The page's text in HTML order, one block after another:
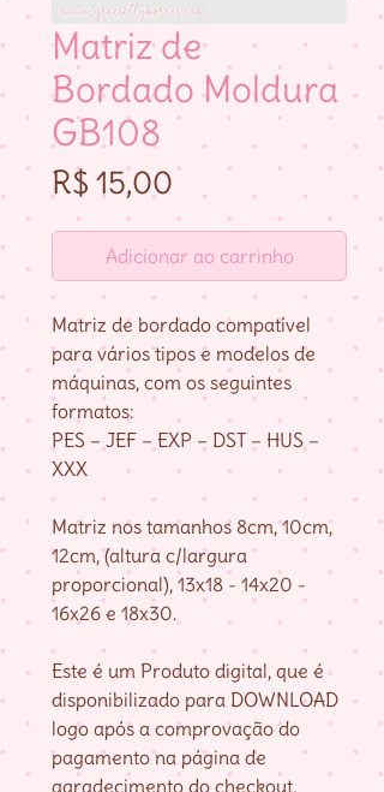
Matriz de
Bordado Moldura
GB108
R$ 15,00Preço
Adicionar ao carrinho
Matriz de bordado compatível
para vários tipos e modelos de
máquinas, com os seguintes
formatos:
PES – JEF – EXP – DST – HUS –
XXX
Matriz nos tamanhos 8cm, 10cm,
12cm, (altura c/largura
proporcional), 13x18 - 14x20 -
16x26 e 18x30.
Este é um Produto digital, que é
disponibilizado para DOWNLOAD
logo após a comprovação do
pagamento na página de
agradecimento do checkout,